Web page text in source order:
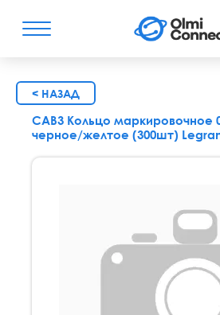
< НАЗАД
CAB3 Кольцо маркировочное
черное/желтое (300шт)